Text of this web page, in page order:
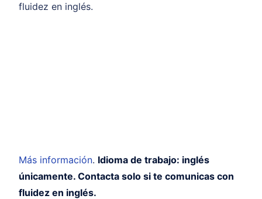
fluidez en inglés.
Más información. Idioma de trabajo: inglés
únicamente. Contacta solo si te comunicas con
fluidez en inglés.